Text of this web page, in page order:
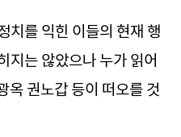
치를 익힌 이들의 현재 행
지는 않았으나 누가 읽어
옥 권노갑 등이 떠오를 것